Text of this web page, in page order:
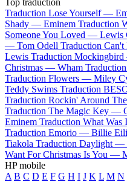
Top traduction
Traduction Lose Yourself —
Shady — Eminem Traduction
Someone You Loved — Lewis
— Tom Odell Traduction
Lewis Traduction
Christmas — Wham
Traduction Flowers — Miley
Teddy Swims Traduction
Traduction Rockin' Around
Traduction The Magic Key —
Eminem Traduction What
Traduction Emorio — Billie
Tiakola Traduction Daylight —
Want For Christmas Is You —
HP mobile
A B C D E F G H I J K L M N